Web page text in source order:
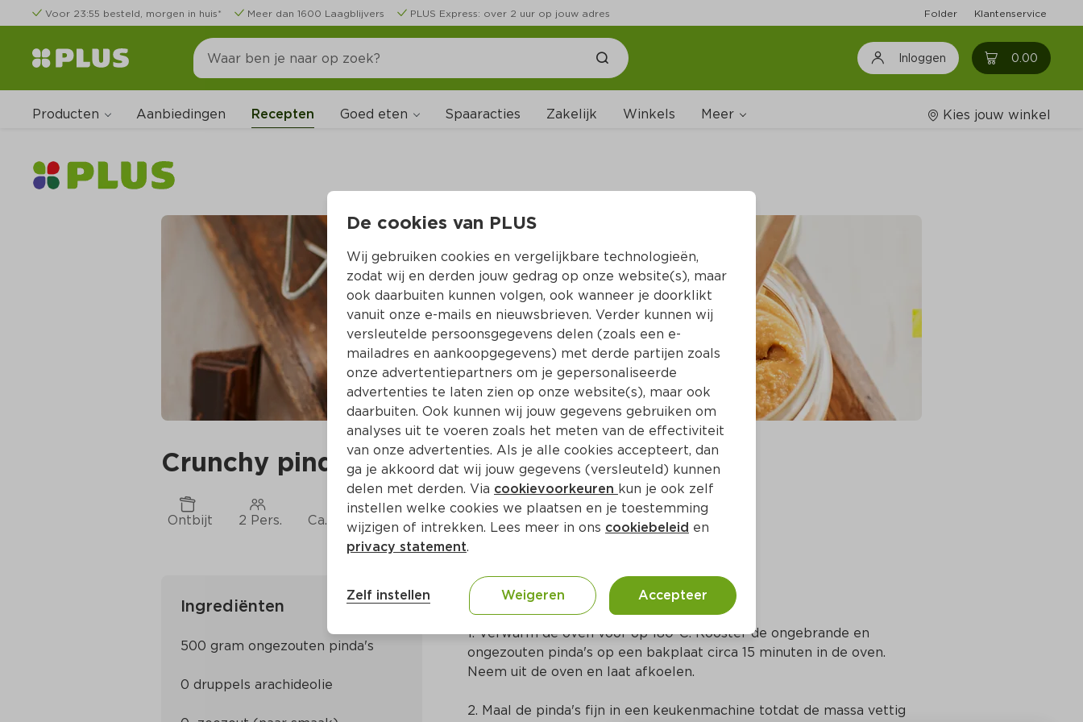
Voor 23:55 besteld, morgen in huis* Meer dan 1600 Laagblijvers PLUS Express: over 2 uur op jouw adres Folder Klantenservice
Inloggen 0.00 0
Producten Aanbiedingen Recepten Goed eten Spaaracties Zakelijk Winkels Meer
Wijnshop
Boodschappenlijstjes
Kies jouw winkel
Crunchy pindakaas
Ontbijt 2 Pers. Ca. 10 Min Amerikaans
Ingrediënten
Bereidingswijze
1. Verwarm de oven voor op 180°C. Rooster de ongebrande en
ongezouten pinda's op een bakplaat circa 15 minuten in de oven.
Neem uit de oven en laat afkoelen.
2. Maal de pinda's fijn in een keukenmachine totdat de massa vettig
De cookies van PLUS
Wij gebruiken cookies en vergelijkbare technologieën,
zodat wij en derden jouw gedrag op onze website(s), maar
ook daarbuiten kunnen volgen, ook wanneer je doorklikt
vanuit onze e-mails en nieuwsbrieven. Verder kunnen wij
versleutelde persoonsgegevens delen (zoals een e-
mailadres en aankoopgegevens) met derde partijen zoals
onze advertentiepartners om je gepersonaliseerde
advertenties te laten zien op onze website(s), maar ook
daarbuiten. Ook kunnen wij jouw gegevens gebruiken om
analyses uit te voeren zoals het meten van de effectiviteit
van onze advertenties. Als je alle cookies accepteert, dan
ga je akkoord dat wij jouw gegevens (versleuteld) kunnen
delen met derden. Via cookievoorkeuren kun je ook zelf
instellen welke cookies we plaatsen en je toestemming
wijzigen of intrekken. Lees meer in ons cookiebeleid en
privacy statement.
Zelf instellen Weigeren Accepteer